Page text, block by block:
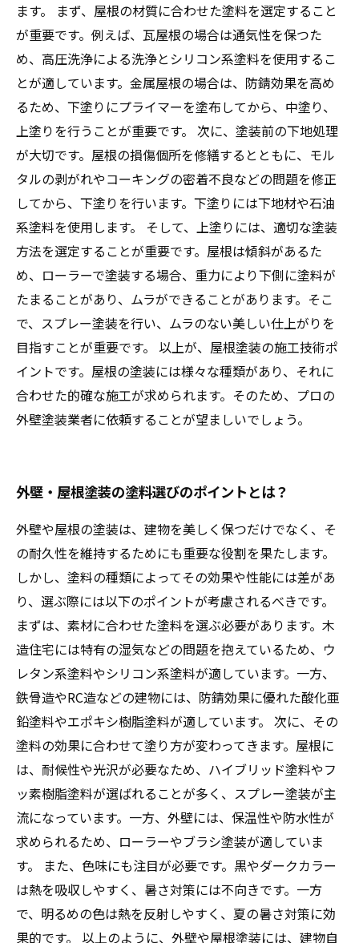
ます。 まず、屋根の材質に合わせた塗料を選定すること
が重要です。例えば、瓦屋根の場合は通気性を保つた
め、高圧洗浄による洗浄とシリコン系塗料を使用するこ
とが適しています。金属屋根の場合は、防錆効果を高め
るため、下塗りにプライマーを塗布してから、中塗り、
上塗りを行うことが重要です。 次に、塗装前の下地処理
が大切です。屋根の損傷個所を修繕するとともに、モル
タルの剥がれやコーキングの密着不良などの問題を修正
してから、下塗りを行います。下塗りには下地材や石油
系塗料を使用します。 そして、上塗りには、適切な塗装
方法を選定することが重要です。屋根は傾斜があるた
め、ローラーで塗装する場合、重力により下側に塗料が
たまることがあり、ムラができることがあります。そこ
で、スプレー塗装を行い、ムラのない美しい仕上がりを
目指すことが重要です。 以上が、屋根塗装の施工技術ポ
イントです。屋根の塗装には様々な種類があり、それに
合わせた的確な施工が求められます。そのため、プロの
外壁塗装業者に依頼することが望ましいでしょう。
外壁・屋根塗装の塗料選びのポイントとは？
外壁や屋根の塗装は、建物を美しく保つだけでなく、そ
の耐久性を維持するためにも重要な役割を果たします。
しかし、塗料の種類によってその効果や性能には差があ
り、選ぶ際には以下のポイントが考慮されるべきです。
まずは、素材に合わせた塗料を選ぶ必要があります。木
造住宅には特有の湿気などの問題を抱えているため、ウ
レタン系塗料やシリコン系塗料が適しています。一方、
鉄骨造やRC造などの建物には、防錆効果に優れた酸化亜
鉛塗料やエポキシ樹脂塗料が適しています。 次に、その
塗料の効果に合わせて塗り方が変わってきます。屋根に
は、耐候性や光沢が必要なため、ハイブリッド塗料やフ
ッ素樹脂塗料が選ばれることが多く、スプレー塗装が主
流になっています。一方、外壁には、保温性や防水性が
求められるため、ローラーやブラシ塗装が適していま
す。 また、色味にも注目が必要です。黒やダークカラー
は熱を吸収しやすく、暑さ対策には不向きです。一方
で、明るめの色は熱を反射しやすく、夏の暑さ対策に効
果的です。 以上のように、外壁や屋根塗装には、建物自